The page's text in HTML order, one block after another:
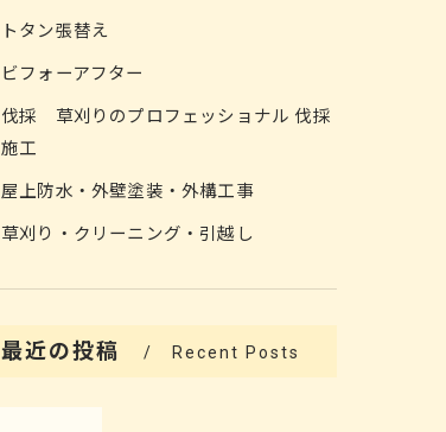
トタン張替え
ビフォーアフター
伐採 草刈りのプロフェッショナル 伐採
施工
屋上防水・外壁塗装・外構工事
草刈り・クリーニング・引越し
最近の投稿 Recent Posts